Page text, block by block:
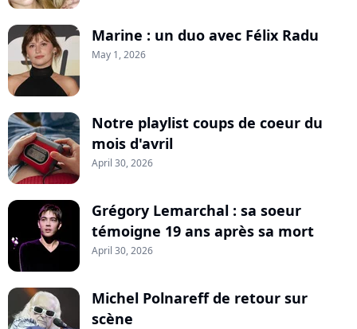
Marine : un duo avec Félix Radu
May 1, 2026
Notre playlist coups de coeur du
mois d'avril
April 30, 2026
Grégory Lemarchal : sa soeur
témoigne 19 ans après sa mort
April 30, 2026
Michel Polnareff de retour sur
scène